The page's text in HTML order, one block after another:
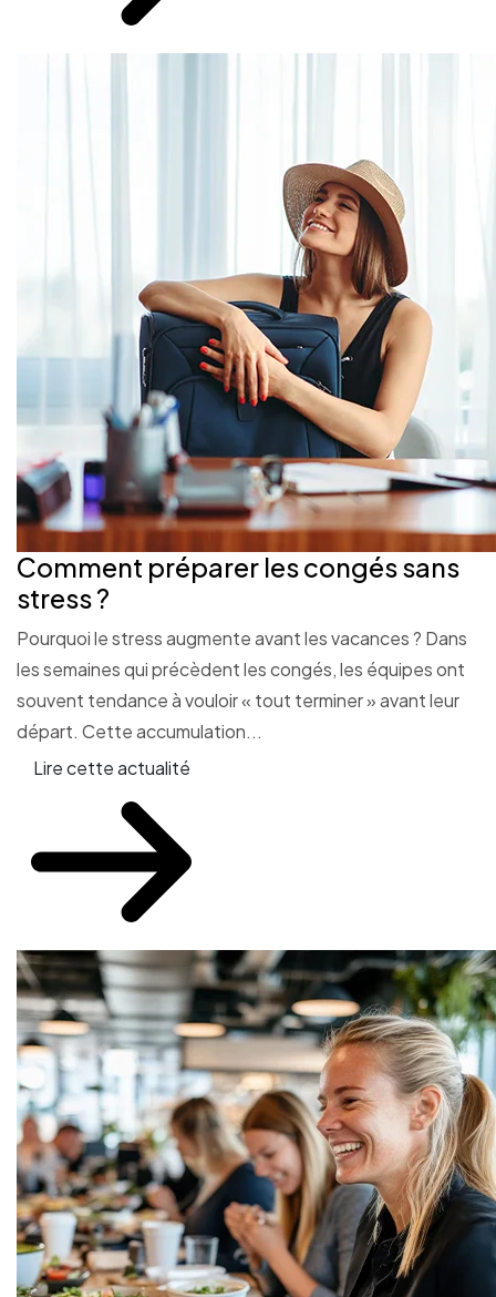
Comment préparer les congés sans
stress ?
Pourquoi le stress augmente avant les vacances ? Dans
les semaines qui précèdent les congés, les équipes ont
souvent tendance à vouloir « tout terminer » avant leur
départ. Cette accumulation...
Lire cette actualité